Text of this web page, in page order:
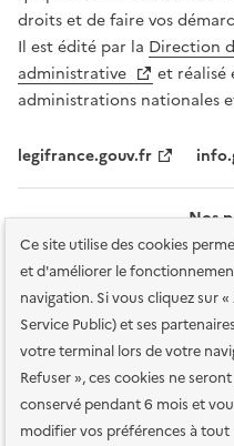
Ce site utilise des cookies
et d'améliorer le
navigation. Si vous cliquez sur
Service Public) et ses
votre terminal lors de votre
Refuser », ces cookies ne
conservé pendant 6 mois et
modifier vos préférences à tout
droits et de faire vos
Il est édité par la Direction
administrative
et réalisé
administrations nationales
legifrance.gouv.fr
Nos
Plan du site Accessibilité :
services en ligne Mentions légales
Conditions générales d'utilisation